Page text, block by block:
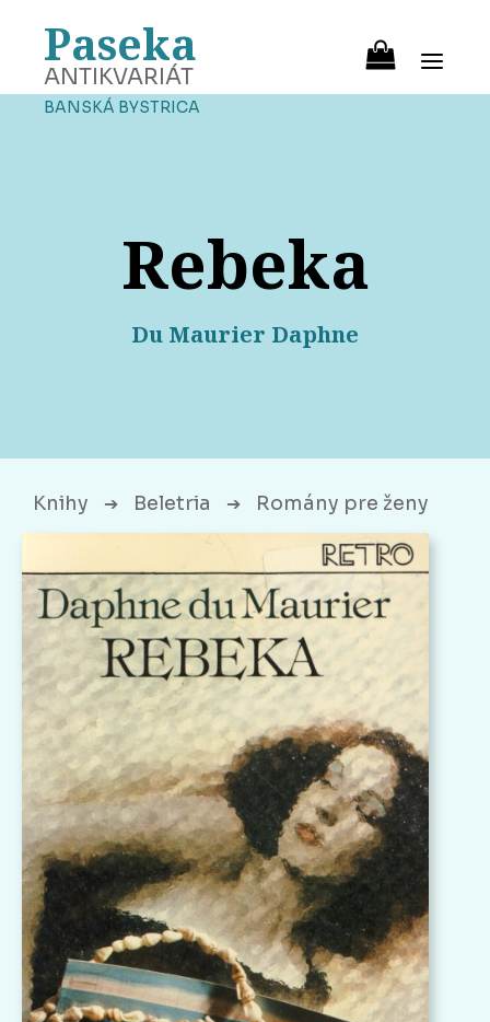
Paseka
ANTIKVARIÁT
BANSKÁ BYSTRICA
Rebeka
Du Maurier Daphne
Knihy ➔ Beletria ➔ Romány pre ženy